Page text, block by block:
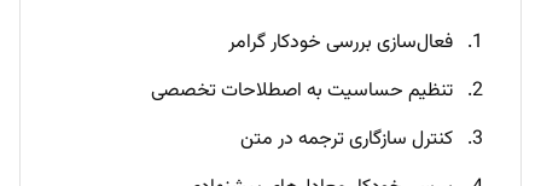
فعال‌سازی بررسی خودکار گرامر
تنظیم حساسیت به اصطلاحات تخصصی
کنترل سازگاری ترجمه در متن